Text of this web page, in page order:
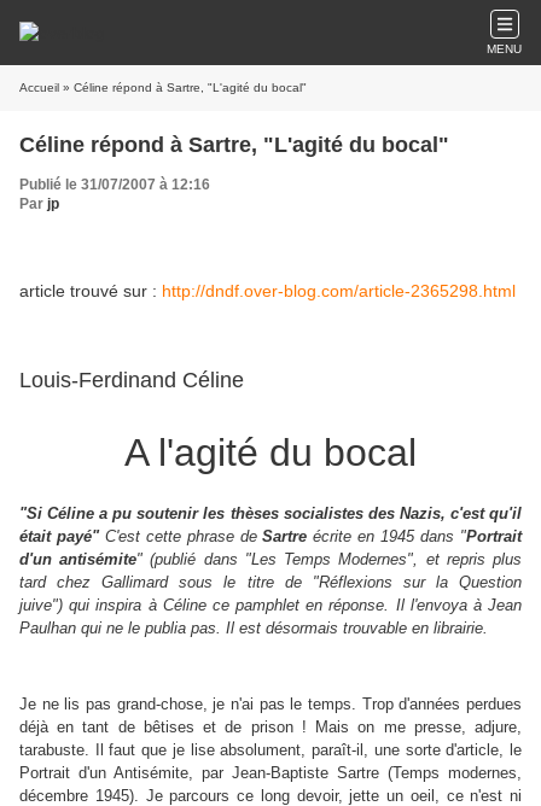
MENU
Accueil » Céline répond à Sartre, "L'agité du bocal"
Céline répond à Sartre, "L'agité du bocal"
Publié le 31/07/2007 à 12:16
Par jp
article trouvé sur : http://dndf.over-blog.com/article-2365298.html
Louis-Ferdinand Céline
A l'agité du bocal
"Si Céline a pu soutenir les thèses socialistes des Nazis, c'est qu'il
était payé" C'est cette phrase deSartre écrite en 1945 dans "Portrait
d'un antisémite" (publié dans "Les Temps Modernes", et repris plus
tard chez Gallimard sous le titre de "Réflexions sur la Question
juive") qui inspira à Céline ce pamphlet en réponse. Il l'envoya à Jean
Paulhan qui ne le publia pas. Il est désormais trouvable en librairie.
Je ne lis pas grand-chose, je n'ai pas le temps. Trop d'années perdues
déjà en tant de bêtises et de prison ! Mais on me presse, adjure,
tarabuste. Il faut que je lise absolument, paraît-il, une sorte d'article, le
Portrait d'un Antisémite, par Jean-Baptiste Sartre (Temps modernes,
décembre 1945). Je parcours ce long devoir, jette un oeil, ce n'est ni